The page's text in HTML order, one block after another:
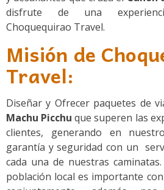
disfrute de una
Choquequirao Travel.
Misión de
Travel:
Diseñar y Ofrecer paquetes de
Machu Picchu que superen las
clientes, generando en
garantía y seguridad con un
cada una de nuestras
población local es importante